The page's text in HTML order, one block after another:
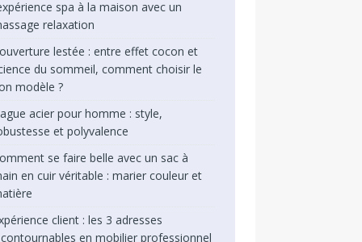
spa à la maison avec un
relaxation
lestée : entre effet cocon et
du sommeil, comment choisir le
modèle ?
acier pour homme : style,
et polyvalence
se faire belle avec un sac à
en cuir véritable : marier couleur et
client : les 3 adresses
en mobilier professionnel